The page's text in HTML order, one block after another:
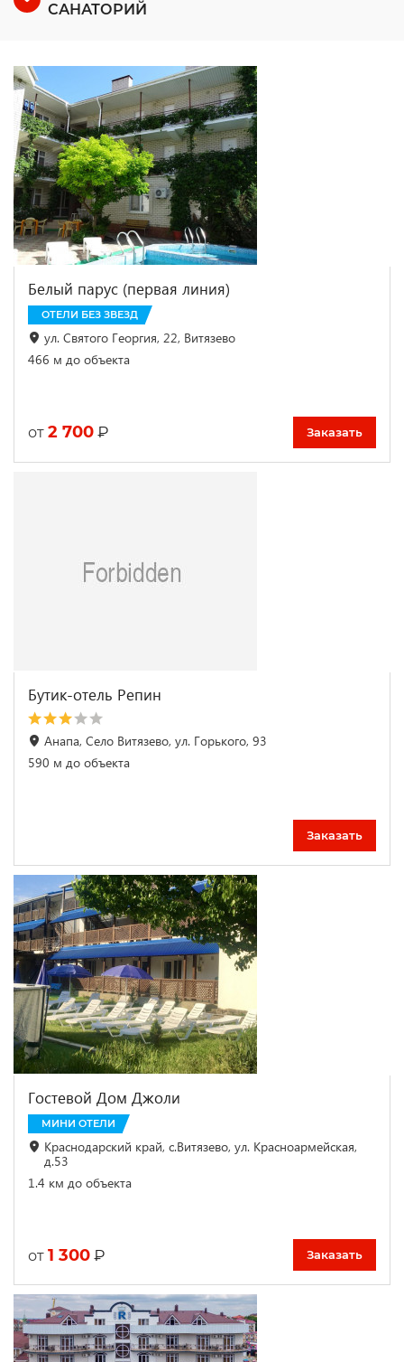
САНАТОРИЙ
Белый парус (первая линия)
ОТЕЛИ БЕЗ ЗВЕЗД
ул. Святого Георгия, 22, Витязево
466 м до объекта
от 2 700 ₽ Заказать
Бутик-отель Репин
Анапа, Село Витязево, ул. Горького, 93
590 м до объекта
Заказать
Гостевой Дом Джоли
МИНИ ОТЕЛИ
Краснодарский край, с.Витязево, ул. Красноармейская,
д.53
1.4 км до объекта
от 1 300 ₽ Заказать